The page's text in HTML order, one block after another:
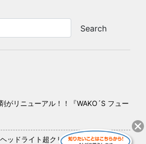
がリニューアル！！『WAKO´S フュー
ヘッドライト超クリアコーティング